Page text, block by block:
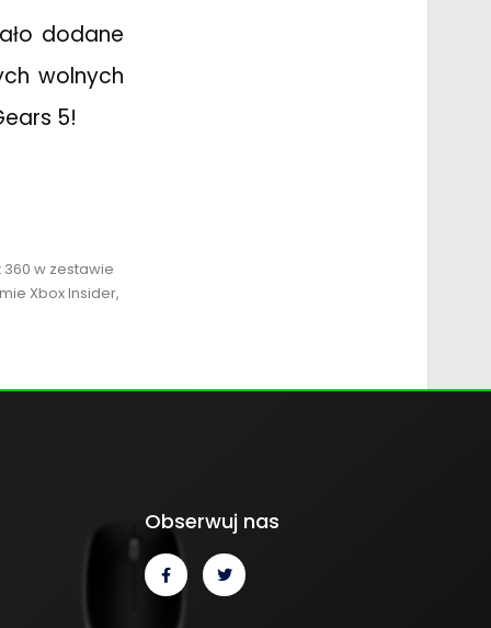
dodane
wolnych
5!
360 w zestawie
Xbox Insider,
Obserwuj nas